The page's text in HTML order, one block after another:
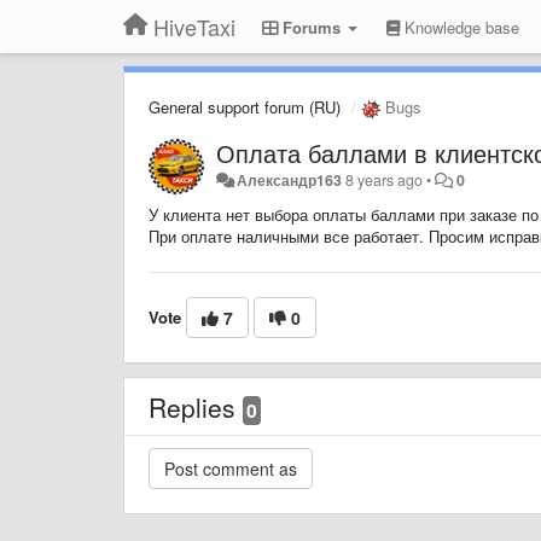
HiveTaxi Forums Knowledge base
General support forum (RU) Bugs
Оплата баллами в
Александр1638 years ago• 0
У клиента нет выбора оплаты баллами при заказе
При оплате наличными все работает. Просим
Vote 7 0
Replies 0